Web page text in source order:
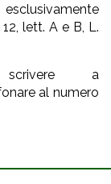
lett. A e B, L.
a
al numero